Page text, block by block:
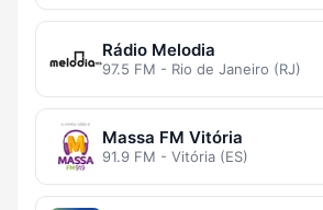
Rádio Melodia
97.5 FM - Rio de Janeiro (RJ)
Massa FM Vitória
91.9 FM - Vitória (ES)